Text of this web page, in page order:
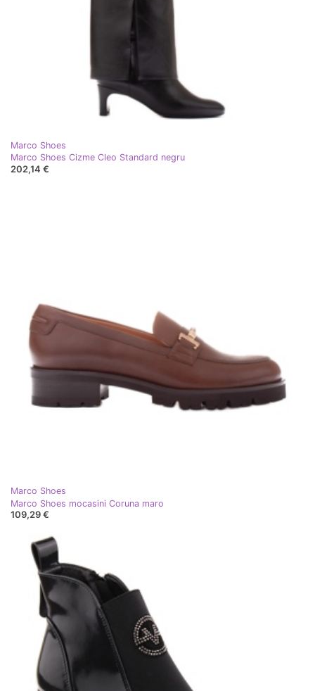
Marco Shoes
Marco Shoes Cizme Cleo Standard negru
202,14 €
Marco Shoes
Marco Shoes mocasini Coruna maro
109,29 €